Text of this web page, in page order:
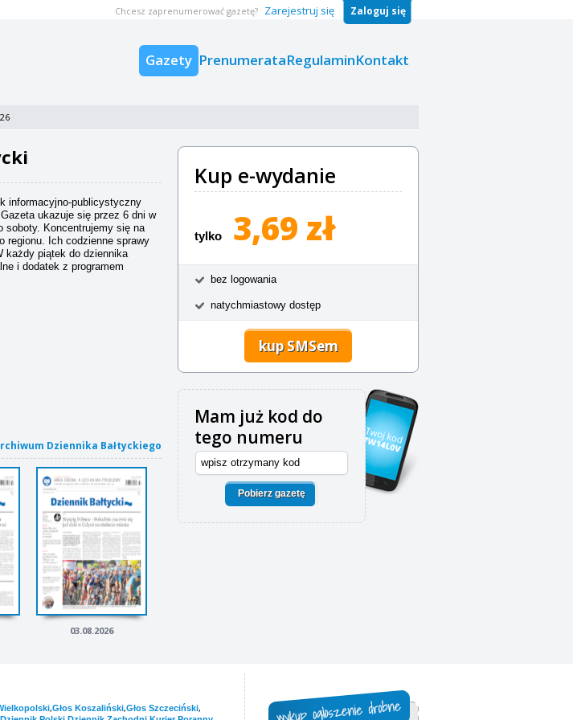
Gazety PrenumerataRegulaminKontakt
Chcesz zaprenumerować gazetę? Zarejestruj się Zaloguj się
informacyjno-publicystyczny
ukazuje się przez 6 dni w
soboty. Koncentrujemy się na
regionu. Ich codzienne sprawy
każdy piątek do dziennika
i dodatek z programem
Kup e-wydanie
tylko 3,69 zł
bez logowania
natychmiastowy dostęp
kup SMSem
Mam już kod do
tego numeru
Pobierz gazetę
Dziennika Bałtyckiego
03.08.2026
,Głos Koszaliński,Głos Szczeciński,